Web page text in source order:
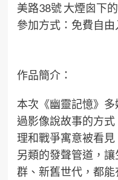
美路38號 大煙囪下的
參加方式：免費自由
作品簡介：
本次《幽靈記憶》
過影像說故事的方
理和戰爭寓意被看
另類的發聲管道，
群、新舊世代，都